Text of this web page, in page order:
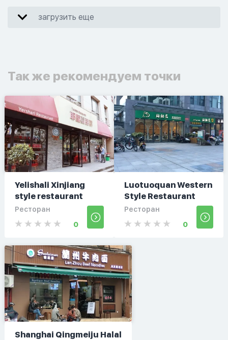
загрузить еще
Так же рекомендуем точки
Yelishali Xinjiang
style restaurant
Ресторан
0
Luotuoquan Western
Style Restaurant
Ресторан
0
Shanghai Qingmeiju Halal